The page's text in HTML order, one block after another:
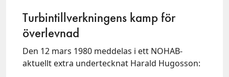
Turbintillverkningens kamp för
överlevnad
Den 12 mars 1980 meddelas i ett NOHAB-
aktuellt extra undertecknat Harald Hugosson: